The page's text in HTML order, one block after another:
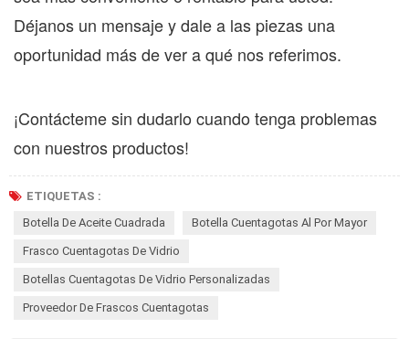
Déjanos un mensaje y dale a las piezas una
oportunidad más de ver a qué nos referimos.
¡Contácteme sin dudarlo cuando tenga problemas
con nuestros productos!
ETIQUETAS :
Botella De Aceite Cuadrada
Botella Cuentagotas Al Por Mayor
Frasco Cuentagotas De Vidrio
Botellas Cuentagotas De Vidrio Personalizadas
Proveedor De Frascos Cuentagotas